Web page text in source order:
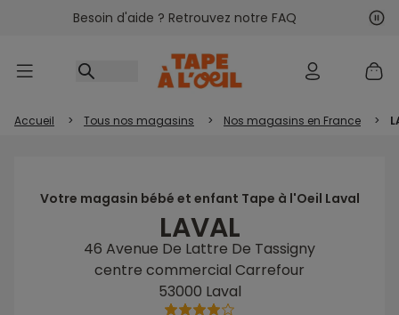
Accéder au contenu
Besoin d'aide ? Retrouvez notre FAQ
Accueil > Tous nos magasins > Nos magasins en France >
Votre magasin bébé et enfant Tape à l'Oeil Laval
LAVAL
46 Avenue De Lattre De Tassigny
centre commercial Carrefour
53000 Laval